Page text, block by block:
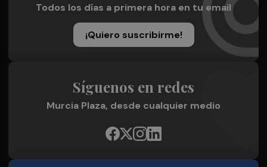
Todos los días a primera hora en tu email
¡Quiero suscribirme!
Síguenos en redes
Murcia Plaza, desde cualquier medio